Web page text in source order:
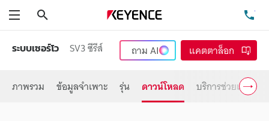
ระบบเซอร์โว SV3 ซีรีส์ ถามAI แคตตาล็อก
ภาพรวม ข้อมูลจำเพาะ รุ่น ดาวน์โหลด บริการช่วยเหลือ